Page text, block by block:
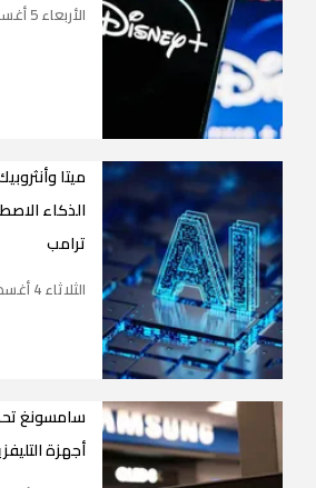
الأربعاء 5 أغسطس 2026 14:18:12
ميتا
الذكاء
ترامب
الثلاثاء 4 أغسطس 2026 20:03:39
سامسونغ
أجهزة